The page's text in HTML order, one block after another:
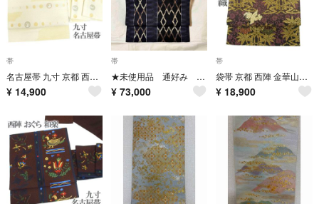
帯
名古屋帯 九寸 京都 西陣 織り柄 薄黄色 兎 月の満ち欠け 中古 kp2459
¥ 14,900
帯
★未使用品 通好み 全通柄袋帯 西陣織 黒地 菱繋ぎ よろけ縞 振袖にも
¥ 73,000
帯
袋帯 京都 西陣 金華山織 紫 金糸 桐竹鳳凰文 フォーマル 中古 kp2457
¥ 18,900